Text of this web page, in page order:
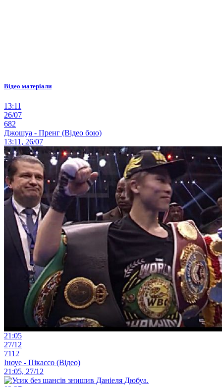
Відео матеріали
13:11
26/07
682
Джошуа - Пренг (Відео бою)
13:11, 26/07
21:05
27/12
7112
Іноуе - Пікассо (Відео)
21:05, 27/12